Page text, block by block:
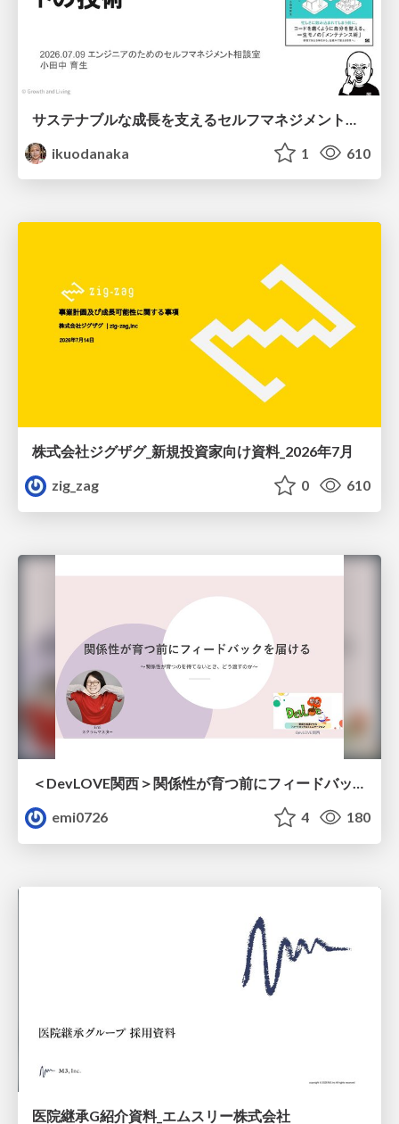
ikuodanaka
1 610
株式会社ジグザグ_新規投資家向け資料_2026年7月
zig_zag
0 610
＜DevLOVE関西＞関係性が育つ前にフィードバックを届ける ～関係性が育つのを待てないとき、どう渡すのか～
emi0726
4 180
医院継承G紹介資料_エムスリー株式会社